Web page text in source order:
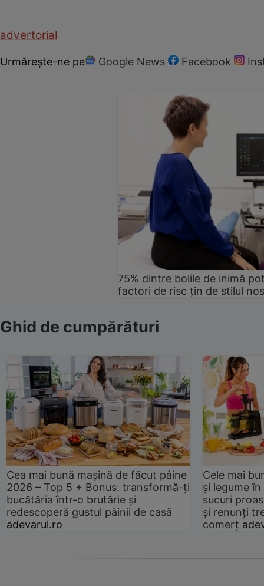
advertorial
Urmărește-ne pe Google News Facebook
75% dintre bolile de inimă
factori de risc țin de stilul
Ghid de cumpărături
Cea mai bună mașină de făcut pâine
2026 – Top 5 + Bonus: transformă-ți
bucătăria într-o brutărie și
redescoperă gustul pâinii de casă
adevarul.ro
Cele mai
și legume
sucuri
și renunți
comerț